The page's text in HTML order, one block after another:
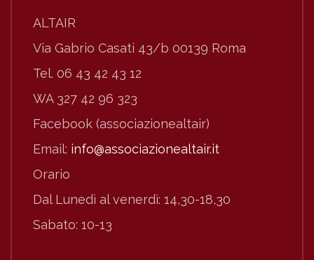
ALTAIR
Via Gabrio Casati 43/b 00139 Roma
Tel. 06 43 42 43 12
WA 327 42 96 323
Facebook (associazionealtair)
Email: info@associazionealtair.it
Orario
Dal Lunedì al venerdì: 14,30-18,30
Sabato: 10-13